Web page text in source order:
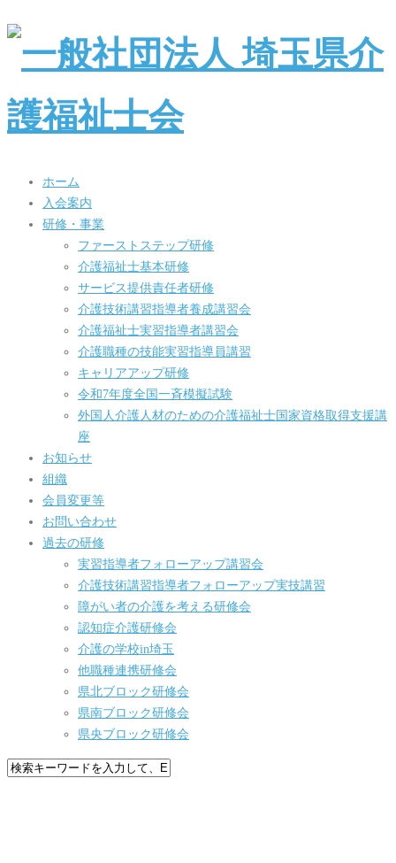
ホーム
入会案内
研修・事業
ファーストステップ研修
介護福祉士基本研修
サービス提供責任者研修
介護技術講習指導者養成講習会
介護福祉士実習指導者講習会
介護職種の技能実習指導員講習
キャリアアップ研修
令和7年度全国一斉模擬試験
外国人介護人材のための介護福祉士国家資格取得支援講
座
お知らせ
組織
会員変更等
お問い合わせ
過去の研修
実習指導者フォローアップ講習会
介護技術講習指導者フォローアップ実技講習
障がい者の介護を考える研修会
認知症介護研修会
介護の学校in埼玉
他職種連携研修会
県北ブロック研修会
県南ブロック研修会
県央ブロック研修会